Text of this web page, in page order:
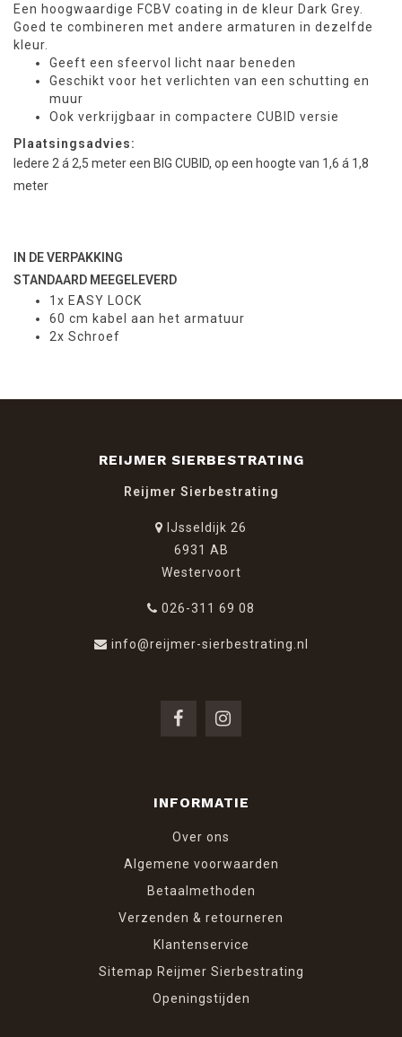
Een hoogwaardige FCBV coating in de kleur Dark Grey.
Goed te combineren met andere armaturen in dezelfde
kleur.
Geeft een sfeervol licht naar beneden
Geschikt voor het verlichten van een schutting en
muur
Ook verkrijgbaar in compactere CUBID versie
Plaatsingsadvies:
Iedere 2 á 2,5 meter een BIG CUBID, op een hoogte van 1,6 á 1,8
meter
IN DE VERPAKKING
STANDAARD MEEGELEVERD
1x EASY LOCK
60 cm kabel aan het armatuur
2x Schroef
REIJMER SIERBESTRATING
Reijmer Sierbestrating
IJsseldijk 26
6931 AB
Westervoort
026-311 69 08
info@reijmer-sierbestrating.nl
INFORMATIE
Over ons
Algemene voorwaarden
Betaalmethoden
Verzenden & retourneren
Klantenservice
Sitemap Reijmer Sierbestrating
Openingstijden